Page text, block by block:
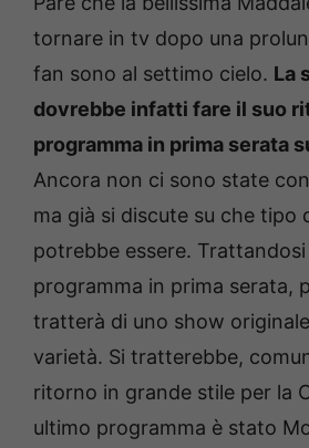
tornare in tv dopo una
fan sono al settimo cielo. La
dovrebbe infatti fare il suo
programma in prima serata
Ancora non ci sono state
ma già si discute su che tipo
potrebbe essere. Trattandosi
programma in prima serata,
tratterà di uno show
varietà. Si tratterebbe,
ritorno in grande stile per la
ultimo programma è stato